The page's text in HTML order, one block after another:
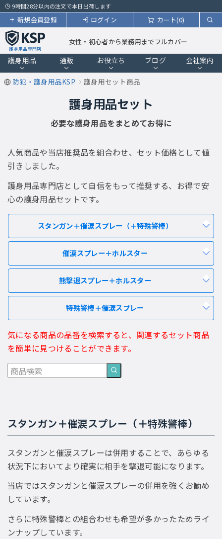
9時間28分以内の注文で本日出荷します
カート(0)
ログイン
新規会員登録
護身用品専門店
女性・初心者から業務用までフルカバー
護身用品 通販 お役立ち ブログ 会社案内
防犯・護身用品KSP 護身用セット商品
護身用品セット
必要な護身用品をまとめてお得に
人気商品や当店推奨品を組合わせ、セット価格として値
引きしました。
護身用品専門店として自信をもって推奨する、お得で安
心の護身用品セットです。
スタンガン＋催涙スプレー（＋特殊警棒）
催涙スプレー＋ホルスター
熊撃退スプレー＋ホルスター
特殊警棒＋催涙スプレー
気になる商品の品番を検索すると、関連するセット商品
を簡単に見つけることができます。
スタンガン＋催涙スプレー（＋特殊警棒）
スタンガンと催涙スプレーは併用することで、あらゆる
状況下においてより確実に相手を撃退可能になります。
当店ではスタンガンと催涙スプレーの併用を強くお勧め
しています。
さらに特殊警棒との組合わせも希望が多かったためライ
ンナップしています。